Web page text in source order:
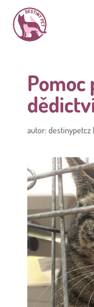
Pomoc
autor: destinypetcz |